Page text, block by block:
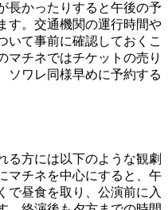
長かったりすると午後の予
す。交通機関の運行時間や
いて事前に確認しておくこ
マチネではチケットの売り
ソワレ同様早めに予約する
る方には以下のような観劇
マチネを中心にすると、午
で昼食を取り、公演前に入